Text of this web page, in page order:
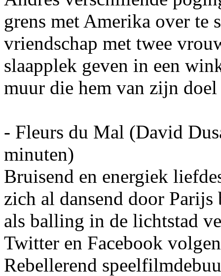
grens met Amerika over te
vriendschap met twee
slaapplek geven in een
muur die hem van zijn
- Fleurs du Mal (David
minuten)
Bruisend en energiek
zich al dansend door Parijs
als balling in de lichtstad
Twitter en Facebook
Rebellerend